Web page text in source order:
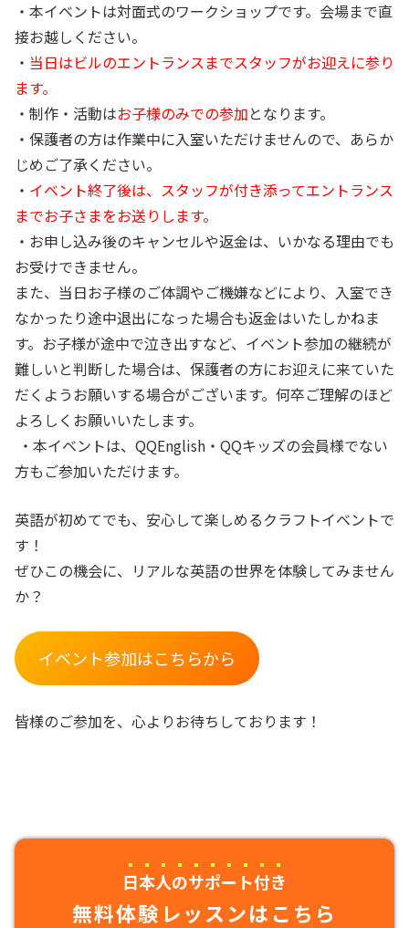
・本イベントは対面式のワークショップです。会場まで直
接お越しください。
・ 当日はビルのエントランスまでスタッフがお迎えに参り
ます。
・制作・活動はお子様のみでの参加となります。
・保護者の方は作業中に入室いただけませんので、あらか
じめご了承ください。
・ イベント終了後は、スタッフが付き添ってエントランス
までお子さまをお送りします。
・お申し込み後のキャンセルや返金は、いかなる理由でも
お受けできません。
また、当日お子様のご体調やご機嫌などにより、入室でき
なかったり途中退出になった場合も返金はいたしかねま
す。 お子様が途中で泣き出すなど、イベント参加の継続が
難しいと判断した場合は、保護者の方にお迎えに来ていた
だくようお願いする場合がございます。何卒ご理解のほど
よろしくお願いいたします。
・本イベントは、QQEnglish・QQキッズの会員様でない
方もご参加いただけます。
英語が初めてでも、安心して楽しめるクラフトイベントで
す！
ぜひこの機会に、リアルな英語の世界を体験してみません
か？
イベント参加はこちらから
皆様のご参加を、心よりお待ちしております！
日本人のサポート付き
無料体験レッスンはこちら